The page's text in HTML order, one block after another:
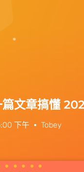
文章搞懂
下午 Tobey